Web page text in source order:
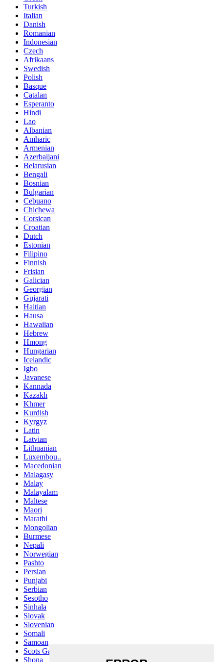
Turkish
Italian
Danish
Romanian
Indonesian
Czech
Afrikaans
Swedish
Polish
Basque
Catalan
Esperanto
Hindi
Lao
Albanian
Amharic
Armenian
Azerbaijani
Belarusian
Bengali
Bosnian
Bulgarian
Cebuano
Chichewa
Corsican
Croatian
Dutch
Estonian
Filipino
Finnish
Frisian
Galician
Georgian
Gujarati
Haitian
Hausa
Hawaiian
Hebrew
Hmong
Hungarian
Icelandic
Igbo
Javanese
Kannada
Kazakh
Khmer
Kurdish
Kyrgyz
Latin
Latvian
Lithuanian
Luxembou..
Macedonian
Malagasy
Malay
Malayalam
Maltese
Maori
Marathi
Mongolian
Burmese
Nepali
Norwegian
Pashto
Persian
Punjabi
Serbian
Sesotho
Sinhala
Slovak
Slovenian
Somali
Samoan
Scots Gaelic
Shona